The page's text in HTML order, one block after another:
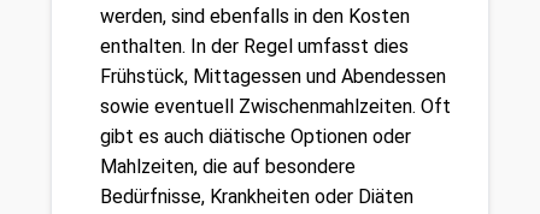
werden, sind ebenfalls in den Kosten
enthalten. In der Regel umfasst dies
Frühstück, Mittagessen und Abendessen
sowie eventuell Zwischenmahlzeiten. Oft
gibt es auch diätische Optionen oder
Mahlzeiten, die auf besondere
Bedürfnisse, Krankheiten oder Diäten